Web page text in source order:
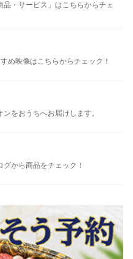
品・サービス」はこちらからチェ
め映像はこちらからチェック！
をおうちへお届けします。
から商品をチェック！